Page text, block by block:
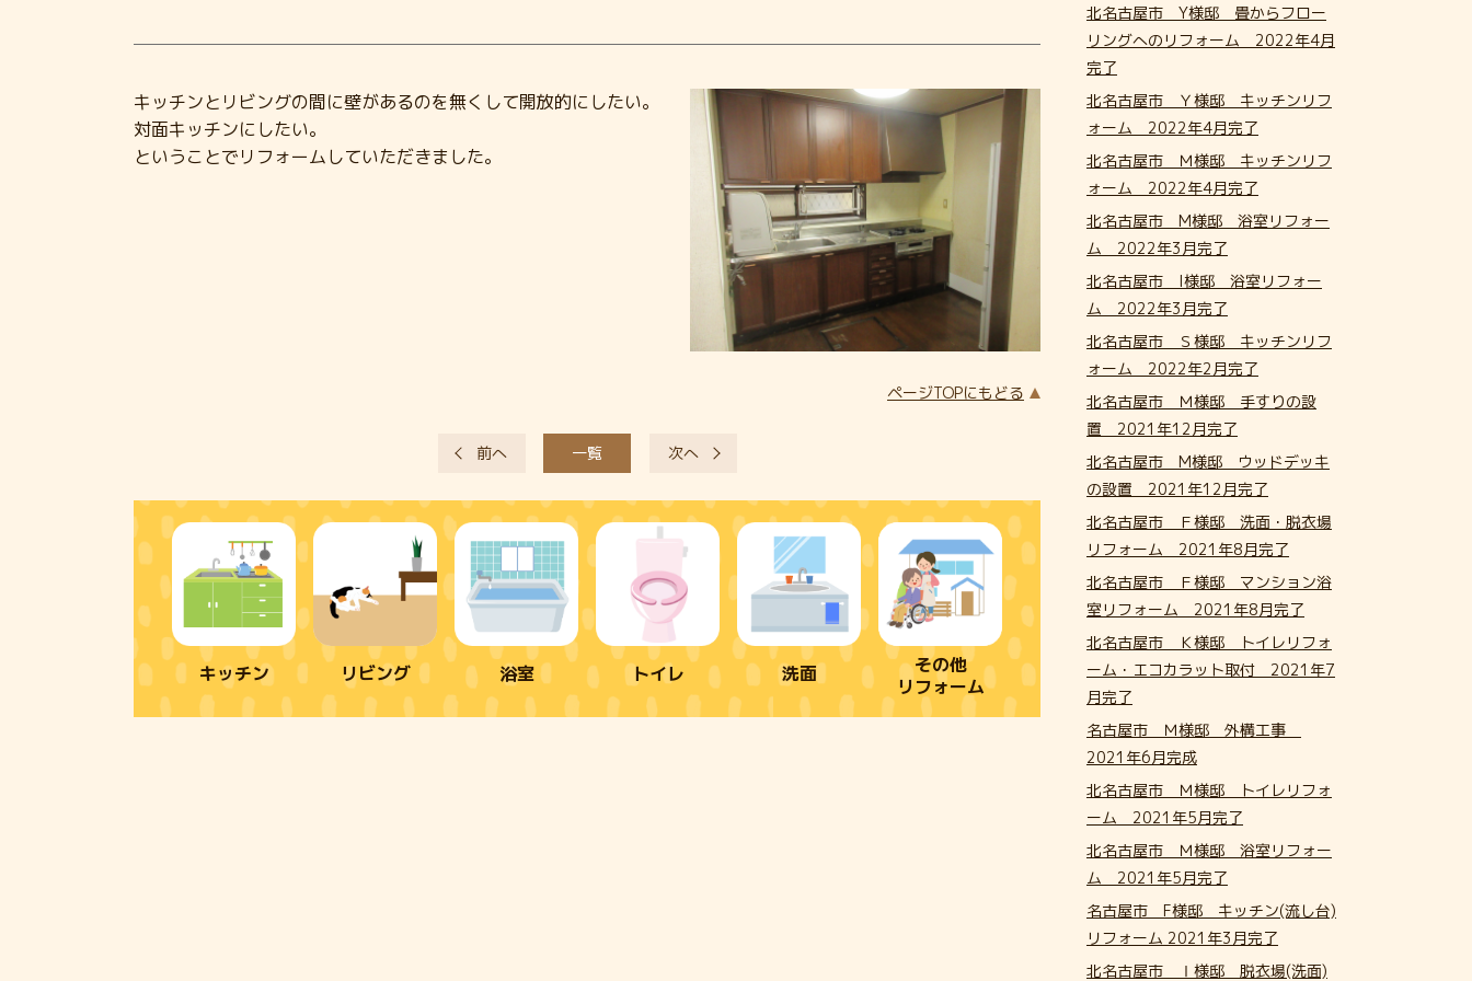
キッチンとリビングの間に壁があるのを無くして開放的にしたい。
対面キッチンにしたい。
ということでリフォームしていただきました。
ページTOPにもどる
前へ 一覧 次へ
キッチン リビング 浴室 トイレ 洗面
その他
リフォーム
北名古屋市 Y様邸 畳からフロー
リングへのリフォーム 2022年4月
完了
北名古屋市 Ｙ様邸 キッチンリフ
ォーム 2022年4月完了
北名古屋市 Ｍ様邸 キッチンリフ
ォーム 2022年4月完了
北名古屋市 M様邸 浴室リフォー
ム 2022年3月完了
北名古屋市 I様邸 浴室リフォー
ム 2022年3月完了
北名古屋市 Ｓ様邸 キッチンリフ
ォーム 2022年2月完了
北名古屋市 Ｍ様邸 手すりの設
置 2021年12月完了
北名古屋市 M様邸 ウッドデッキ
の設置 2021年12月完了
北名古屋市 Ｆ様邸 洗面・脱衣場
リフォーム 2021年8月完了
北名古屋市 Ｆ様邸 マンション浴
室リフォーム 2021年8月完了
北名古屋市 Ｋ様邸 トイレリフォ
ーム・エコカラット取付 2021年7
月完了
名古屋市 Ｍ様邸 外構工事
2021年6月完成
北名古屋市 Ｍ様邸 トイレリフォ
ーム 2021年5月完了
北名古屋市 Ｍ様邸 浴室リフォー
ム 2021年5月完了
名古屋市 F様邸 キッチン(流し台)
リフォーム 2021年3月完了
北名古屋市 Ⅰ様邸 脱衣場(洗面)